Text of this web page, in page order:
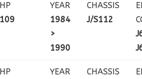
HP
109
YEAR
1984
>
1990
CHASSIS
J/S112
HP
YEAR
CHASSIS